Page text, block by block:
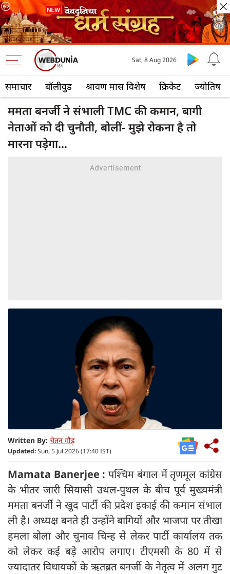
समाचार बॉलीवुड श्रावण मास विशेष क्रिकेट ज्योतिष
Sat, 8 Aug 2026
ममता बनर्जी ने संभाली TMC की कमान, बागी
नेताओं को दी चुनौती, बोलीं- मुझे रोकना है तो
मारना पड़ेगा...
Written By: चेतन गौड़
Updated:Sun, 5 Jul 2026 (17:40 IST)
Mamata Banerjee : पश्चिम बंगाल में तृणमूल कांग्रेस
के भीतर जारी सियासी उथल-पुथल के बीच पूर्व मुख्‍यमंत्री
ममता बनर्जी ने खुद पार्टी की प्रदेश इकाई की कमान संभाल
ली है। अध्यक्ष बनते ही उन्होंने बागियों और भाजपा पर तीखा
हमला बोला और चुनाव चिन्ह से लेकर पार्टी कार्यालय तक
को लेकर कई बड़े आरोप लगाए। टीएमसी के 80 में से
ज्यादातर विधायकों के ऋतब्रत बनर्जी के नेतृत्व में अलग गुट